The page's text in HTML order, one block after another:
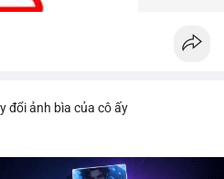
đổi ảnh bìa của cô ấy